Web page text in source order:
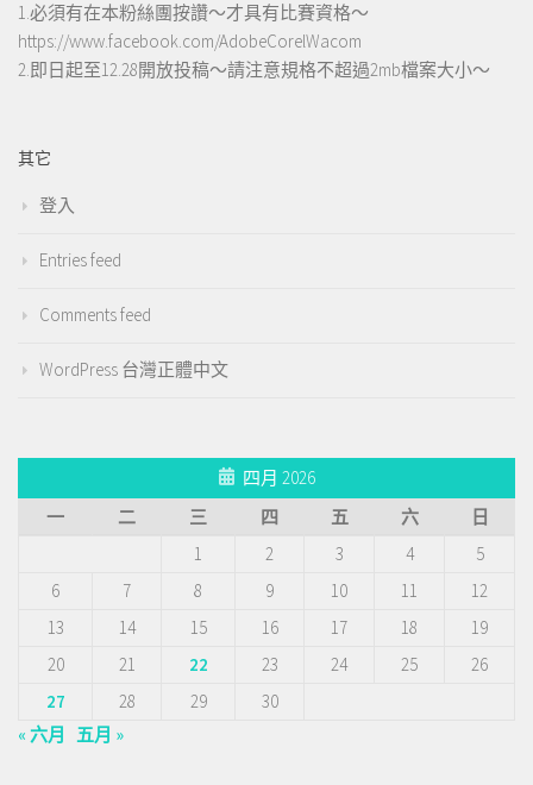
1.必須有在本粉絲團按讚～才具有比賽資格～
https://www.facebook.com/AdobeCorelWacom
2.即日起至12.28開放投稿～請注意規格不超過2mb檔案大小～
其它
登入
Entries feed
Comments feed
WordPress 台灣正體中文
四月 2026
一
二 三 四 五 六
日
1
2 3 4
5
6
7 8 9 10 11
12
13
14 15 16 17 18
19
20
21 22 23 24 25
26
27
28 29
30
« 六月
五月 »